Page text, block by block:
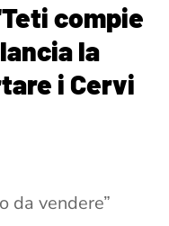
compie
la
i Cervi
da vendere”